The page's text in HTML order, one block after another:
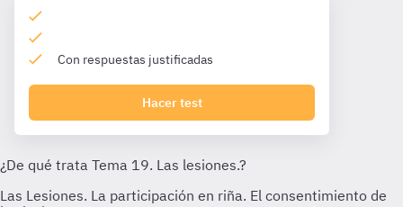
Con respuestas justificadas
Hacer test